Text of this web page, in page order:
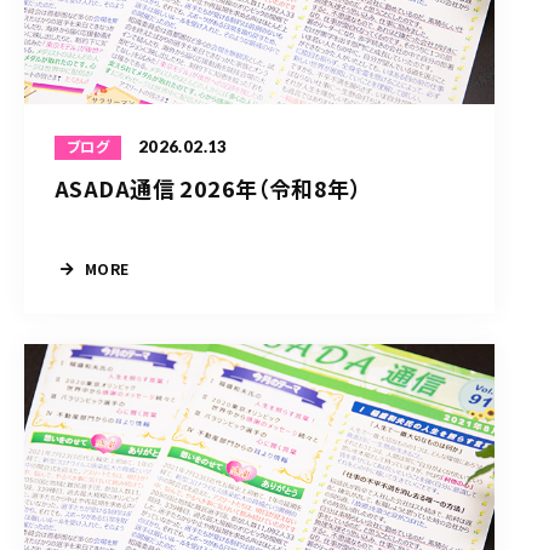
ブログ 2026.02.13
ASADA通信 2026年（令和8年）
MORE